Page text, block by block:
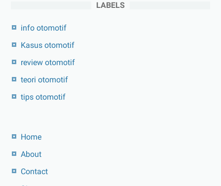
LABELS
info otomotif
Kasus otomotif
review otomotif
teori otomotif
tips otomotif
Home
About
Contact